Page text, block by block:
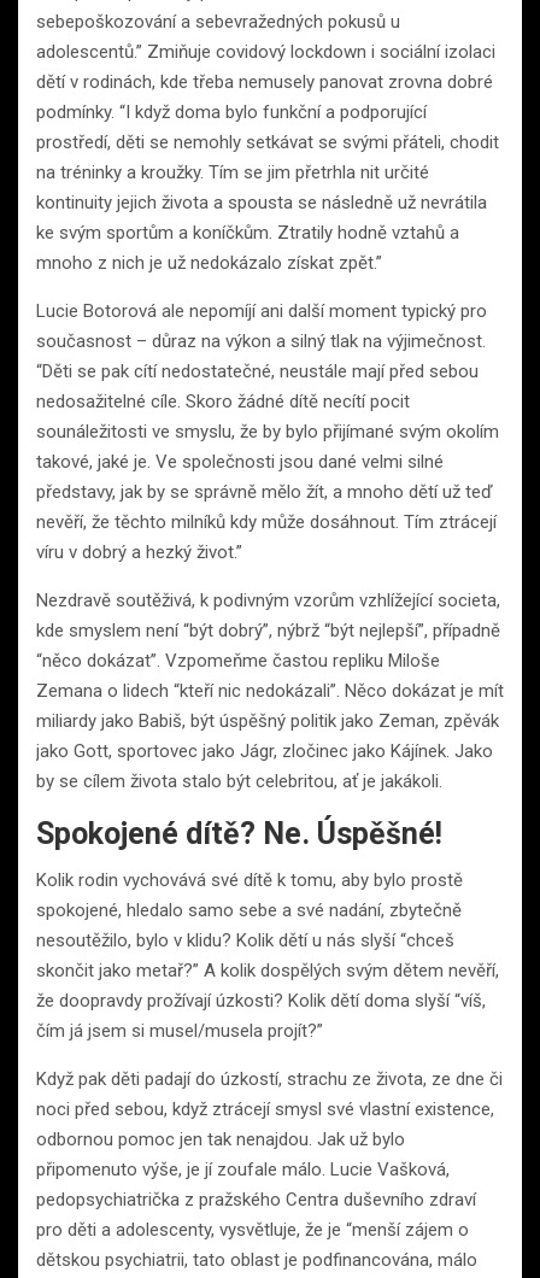
sebepoškozování a sebevražedných pokusů u
adolescentů.” Zmiňuje covidový lockdown i sociální izolaci
dětí v rodinách, kde třeba nemusely panovat zrovna dobré
podmínky. “I když doma bylo funkční a podporující
prostředí, děti se nemohly setkávat se svými přáteli, chodit
na tréninky a kroužky. Tím se jim přetrhla nit určité
kontinuity jejich života a spousta se následně už nevrátila
ke svým sportům a koníčkům. Ztratily hodně vztahů a
mnoho z nich je už nedokázalo získat zpět.”
Lucie Botorová ale nepomíjí ani další moment typický pro
současnost – důraz na výkon a silný tlak na výjimečnost.
“Děti se pak cítí nedostatečné, neustále mají před sebou
nedosažitelné cíle. Skoro žádné dítě necítí pocit
sounáležitosti ve smyslu, že by bylo přijímané svým okolím
takové, jaké je. Ve společnosti jsou dané velmi silné
představy, jak by se správně mělo žít, a mnoho dětí už teď
nevěří, že těchto milníků kdy může dosáhnout. Tím ztrácejí
víru v dobrý a hezký život.”
Nezdravě soutěživá, k podivným vzorům vzhlížející societa,
kde smyslem není “být dobrý”, nýbrž “být nejlepší”, případně
“něco dokázat”. Vzpomeňme častou repliku Miloše
Zemana o lidech “kteří nic nedokázali”. Něco dokázat je mít
miliardy jako Babiš, být úspěšný politik jako Zeman, zpěvák
jako Gott, sportovec jako Jágr, zločinec jako Kájínek. Jako
by se cílem života stalo být celebritou, ať je jakákoli.
Spokojené dítě? Ne. Úspěšné!
Kolik rodin vychovává své dítě k tomu, aby bylo prostě
spokojené, hledalo samo sebe a své nadání, zbytečně
nesoutěžilo, bylo v klidu? Kolik dětí u nás slyší “chceš
skončit jako metař?” A kolik dospělých svým dětem nevěří,
že doopravdy prožívají úzkosti? Kolik dětí doma slyší “víš,
čím já jsem si musel/musela projít?”
Když pak děti padají do úzkostí, strachu ze života, ze dne či
noci před sebou, když ztrácejí smysl své vlastní existence,
odbornou pomoc jen tak nenajdou. Jak už bylo
připomenuto výše, je jí zoufale málo. Lucie Vašková,
pedopsychiatrička z pražského Centra duševního zdraví
pro děti a adolescenty, vysvětluje, že je “menší zájem o
dětskou psychiatrii, tato oblast je podfinancována, málo